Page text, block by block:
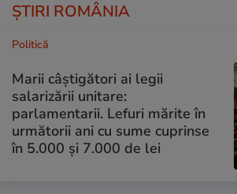
ȘTIRI ROMÂNIA
Politică
Marii câștigători ai legii
salarizării unitare:
parlamentarii. Lefuri mărite în
următorii ani cu sume cuprinse
în 5.000 și 7.000 de lei